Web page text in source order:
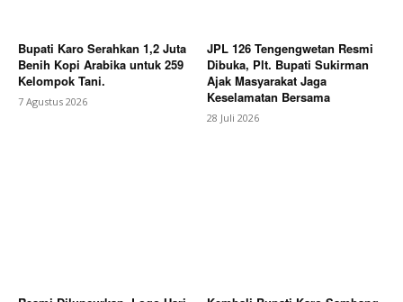
Bupati Karo Serahkan 1,2 Juta
Benih Kopi Arabika untuk 259
Kelompok Tani.
7 Agustus 2026
JPL 126 Tengengwetan Resmi
Dibuka, Plt. Bupati Sukirman
Ajak Masyarakat Jaga
Keselamatan Bersama
28 Juli 2026